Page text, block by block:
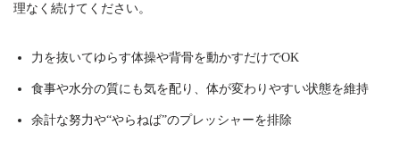
理なく続けてください。
力を抜いてゆらす体操や背骨を動かすだけでOK
食事や水分の質にも気を配り、体が変わりやすい状態を維持
余計な努力や“やらねば”のプレッシャーを排除